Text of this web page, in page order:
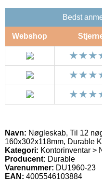
Bedst
Webshop
Navn: Nøgleskab, Til 12
160x302x118mm, Durable
Kategori: Kontorinventar >
Producent: Durable
Varenummer: DU1960-23
EAN: 4005546103884